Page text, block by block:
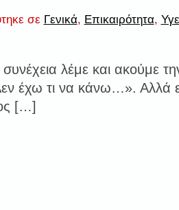
σε Γενικά, Επικαιρότητα,
συνέχεια λέμε και ακούμε
έχω τι να κάνω…». Αλλά
[…]